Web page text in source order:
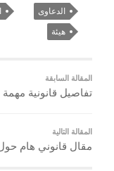
الدعاوى
هيئة
المقالة السابقة
تفاصيل قانونية
المقالة التالية
مقال قانوني هام